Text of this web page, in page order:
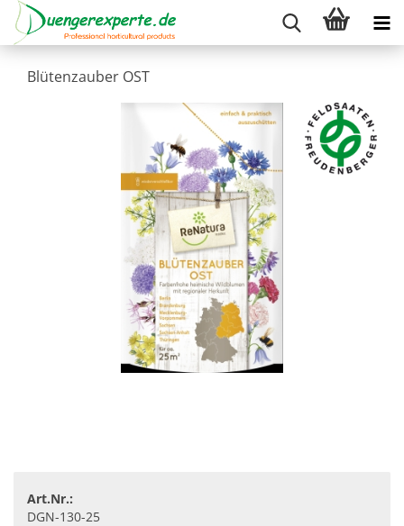
Blütenzauber OST
Art.Nr.:
DGN-130-25